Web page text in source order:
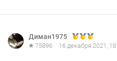
Диман1975
75896 16 декабря 2021,